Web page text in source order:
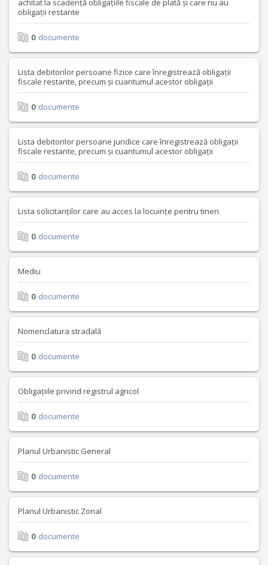
achitat la scadență obligațiile fiscale de plată și care nu au
obligații restante
0 documente
Lista debitorilor persoane fizice care înregistrează obligații
fiscale restante, precum și cuantumul acestor obligații
0 documente
Lista debitorilor persoane juridice care înregistrează obligații
fiscale restante, precum și cuantumul acestor obligații
0 documente
Lista solicitanților care au acces la locuințe pentru tineri
0 documente
Mediu
0 documente
Nomenclatura stradală
0 documente
Obligațiile privind registrul agricol
0 documente
Planul Urbanistic General
0 documente
Planul Urbanistic Zonal
0 documente